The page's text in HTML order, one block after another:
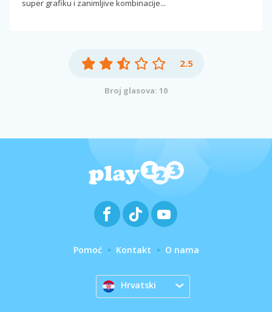
super grafiku i zanimljive kombinacije...
2.5
Broj glasova: 10
Pomoć Kontakt O nama
Hrvatski